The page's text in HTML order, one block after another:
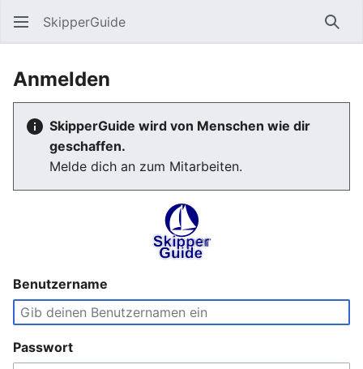
SkipperGuide
Anmelden
SkipperGuide wird von Menschen wie dir
geschaffen.
Melde dich an zum Mitarbeiten.
Benutzername
Passwort